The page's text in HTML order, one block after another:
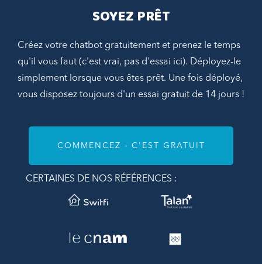
SOYEZ PRÊT
Créez votre chatbot gratuitement et prenez le temps
qu'il vous faut (c'est vrai, pas d'essai ici). Déployez-le
simplement lorsque vous êtes prêt. Une fois déployé,
vous disposez toujours d'un essai gratuit de 14 jours !
COMMENCEZ - C'EST GRATUIT
CERTAINES DE NOS RÉFÉRENCES :